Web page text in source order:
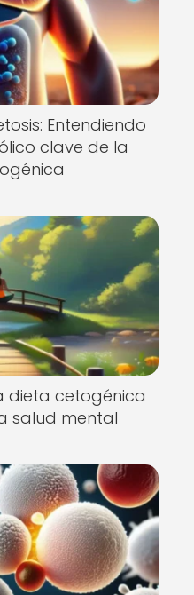
Entendiendo
clave de la
dieta cetogénica
salud mental